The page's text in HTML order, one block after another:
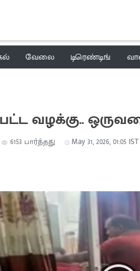
வேலை டிரெண்டிங்
வழக்கு..
6153 பார்த்தது May 31, 2026, 01:05 IST